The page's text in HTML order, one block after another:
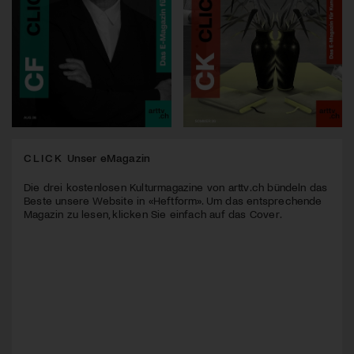
CLICK Unser eMagazin
Die drei kostenlosen Kulturmagazine von arttv.ch bündeln das
Beste unsere Website in «Heftform». Um das entsprechende
Magazin zu lesen, klicken Sie einfach auf das Cover.